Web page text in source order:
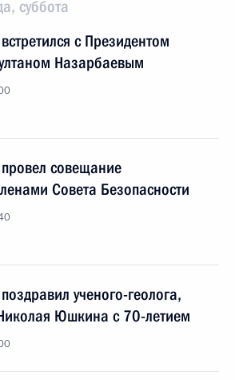
суббота
с Президентом
Назарбаевым
совещание
Совета Безопасности
ученого-геолога,
Юшкина с 70-летием